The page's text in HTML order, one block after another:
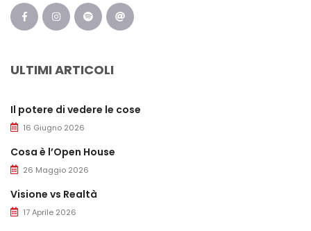
ULTIMI ARTICOLI
Il potere di vedere le cose
16 Giugno 2026
Cosa è l’Open House
26 Maggio 2026
Visione vs Realtà
17 Aprile 2026